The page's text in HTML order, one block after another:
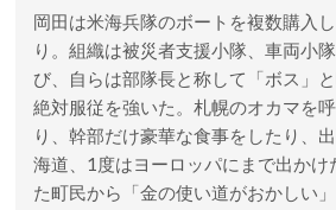
岡田は米海兵隊のボートを複数購入
り。組織は被災者支援小隊、車両小
び、自らは部隊長と称して「ボス」
絶対服従を強いた。札幌のオカマを
り、幹部だけ豪華な食事をしたり、
海道、1度はヨーロッパにまで出かけ
た町民から「金の使い道がおかしい